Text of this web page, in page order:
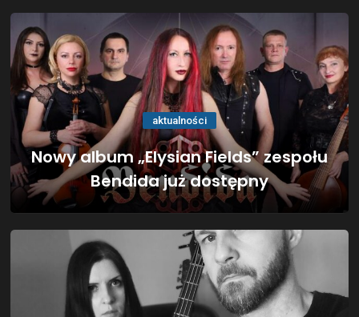
aktualności
Nowy album „Elysian Fields” zespołu
Bendida już dostępny